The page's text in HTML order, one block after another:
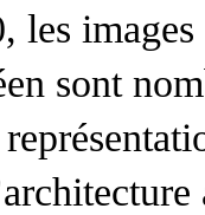
les
sont